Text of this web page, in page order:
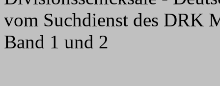
vom Suchdienst des DRK
Band 1 und 2